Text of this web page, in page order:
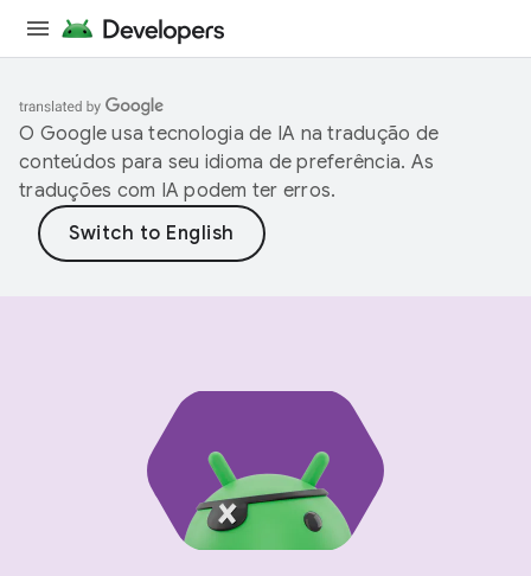
O Google usa tecnologia de IA na tradução de
conteúdos para seu idioma de preferência. As
traduções com IA podem ter erros.